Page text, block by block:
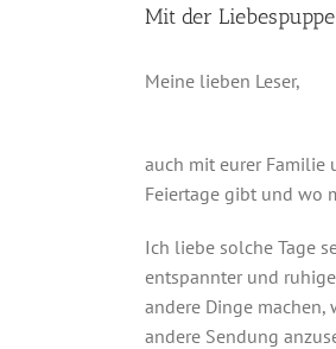
Mit der
Meine lieben Leser,
auch mit eurer Familie
Feiertage gibt und wo
Ich liebe solche Tage
entspannter und
andere Dinge machen,
andere Sendung